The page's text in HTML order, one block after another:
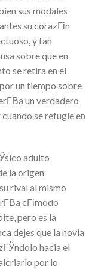
sus modales
su corazГіn
y tan
sobre que en
se retira en el
un tiempo sobre
un verdadero
se refugie en
adulto
la origen
rival al mismo
cГіmodo
pero es la
dejes que la novia
hacia el
por lo